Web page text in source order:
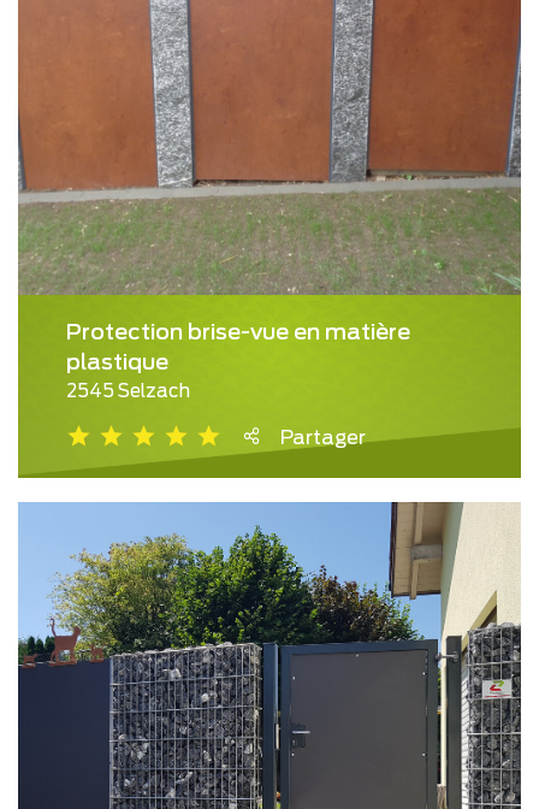
Protection brise-vue en matière
plastique
2545 Selzach
Partager